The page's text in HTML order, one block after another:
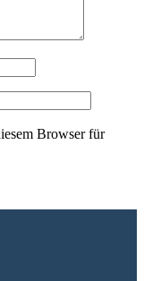
Browser für